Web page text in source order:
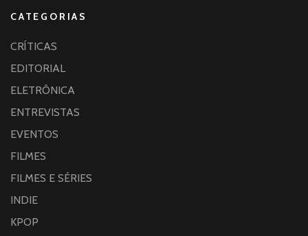
CATEGORIAS
CRÍTICAS
EDITORIAL
ELETRÔNICA
ENTREVISTAS
EVENTOS
FILMES
FILMES E SÉRIES
INDIE
KPOP